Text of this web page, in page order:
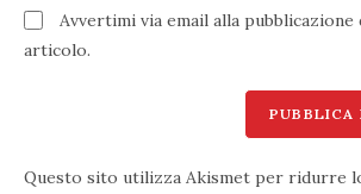
web
(facoltativo)
Avvertimi via email alla pubblicazione
articolo.
Questo sito utilizza Akismet per ridurre